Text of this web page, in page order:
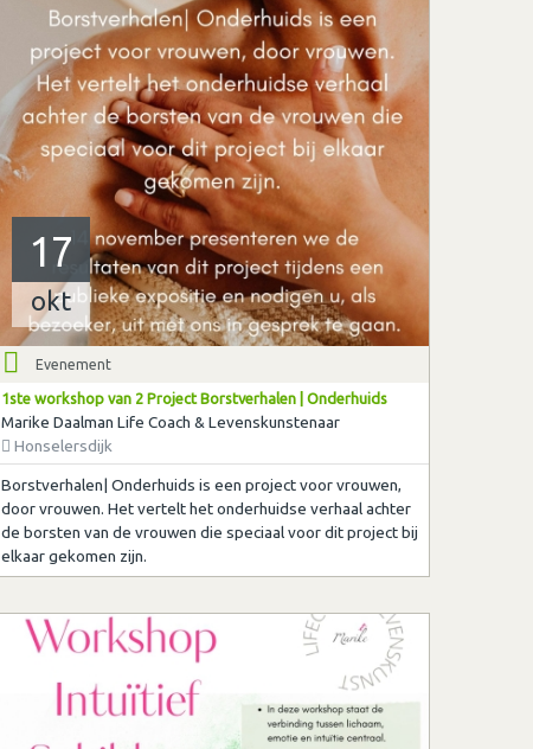
17
okt
Evenement
1ste workshop van 2 Project Borstverhalen | Onderhuids
Marike Daalman Life Coach & Levenskunstenaar
Honselersdijk
Borstverhalen| Onderhuids is een project voor vrouwen,
door vrouwen. Het vertelt het onderhuidse verhaal achter
de borsten van de vrouwen die speciaal voor dit project bij
elkaar gekomen zijn.